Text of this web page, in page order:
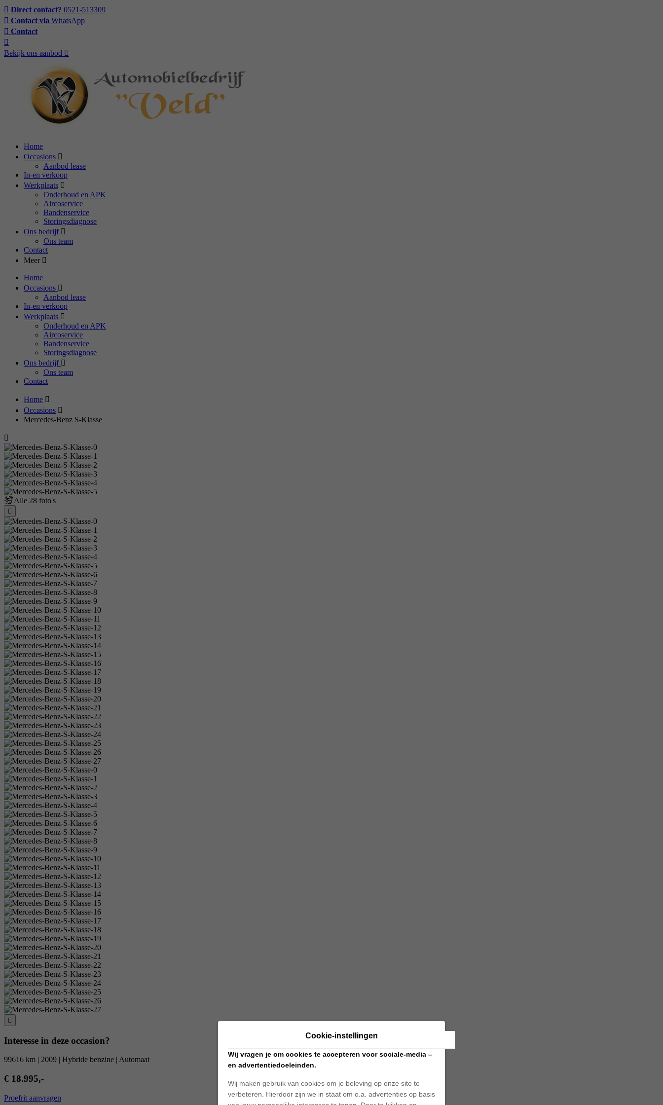
Direct contact? 0521-513309
Contact via WhatsApp
Contact
Bekijk ons aanbod
Home
Occasions
Aanbod lease
In-en verkoop
Werkplaats
Onderhoud en APK
Aircoservice
Bandenservice
Storingsdiagnose
Ons bedrijf
Ons team
Contact
Meer
Home
Occasions
Aanbod lease
In-en verkoop
Werkplaats
Onderhoud en APK
Aircoservice
Bandenservice
Storingsdiagnose
Ons bedrijf
Ons team
Contact
Home
Occasions
Mercedes-Benz S-Klasse
Alle 28 foto's
Interesse in deze occasion?
99616 km | 2009 | Hybride benzine | Automaat
€ 18.995,-
Proefrit aanvragen
Cookie-instellingen
Wij vragen je om cookies te accepteren voor sociale-media –
en advertentiedoeleinden.
Wij maken gebruik van cookies om je beleving op onze site te
verbeteren. Hierdoor zijn we in staat om o.a. advertenties op basis